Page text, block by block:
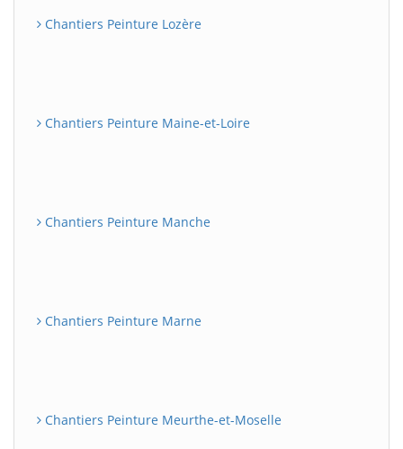
Chantiers Peinture Lozère
Chantiers Peinture Maine-et-Loire
Chantiers Peinture Manche
Chantiers Peinture Marne
Chantiers Peinture Meurthe-et-Moselle